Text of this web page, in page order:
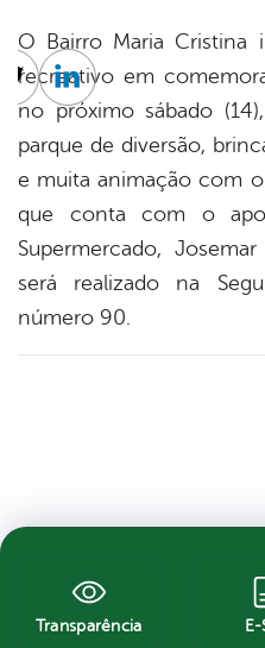
O Bairro Maria Cristina
recreativo em
no próximo sábado
parque de diversão,
e muita animação com
que conta com o
Supermercado,
será realizado na
número 90.
Twitter
Linkedin
Transparência